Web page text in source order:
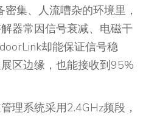
集、人流嘈杂的环境里，
器常因信号衰减、电磁干
却能保证信号稳
区边缘，也能接收到95%
理系统采用2.4GHz频段，